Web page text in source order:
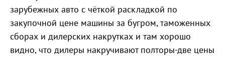
зарубежных авто с чёткой раскладкой по
закупочной цене машины за бугром, таможенных
сборах и дилерских накрутках и там хорошо
видно, что дилеры накручивают полторы-две цены